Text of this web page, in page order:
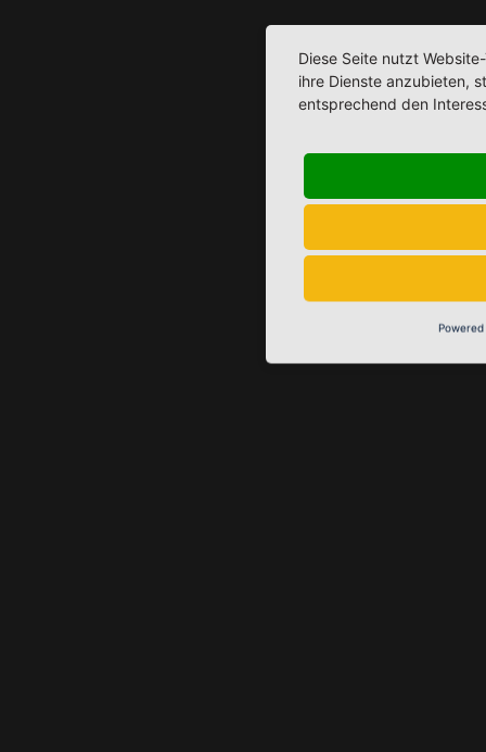
Diese Seite nutzt
ihre Dienste anzubieten,
entsprechend den
Powered